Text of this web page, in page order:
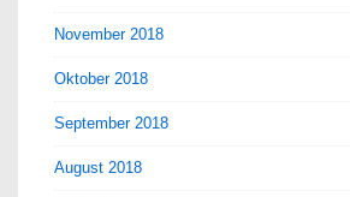
November 2018
Oktober 2018
September 2018
August 2018